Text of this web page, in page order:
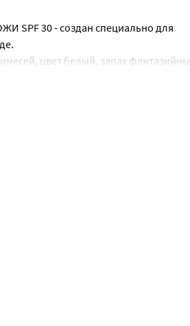
SPF 30 - создан специально для
цвет белый, запах
кожу от вредного
на солнце и после водных
санскринах совместно с